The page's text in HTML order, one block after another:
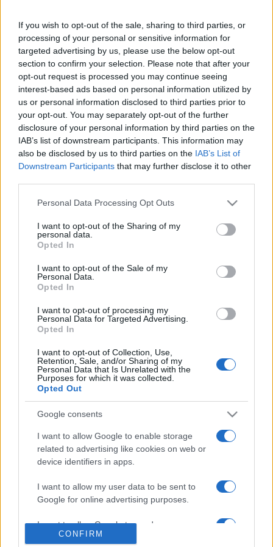
If you wish to opt-out of the sale, sharing to third parties, or
processing of your personal or sensitive information for
targeted advertising by us, please use the below opt-out
section to confirm your selection. Please note that after your
opt-out request is processed you may continue seeing
interest-based ads based on personal information utilized by
us or personal information disclosed to third parties prior to
your opt-out. You may separately opt-out of the further
disclosure of your personal information by third parties on the
IAB’s list of downstream participants. This information may
also be disclosed by us to third parties on the IAB’s List of
Downstream Participants that may further disclose it to other
Please note that this website/app uses one or more Google
not limited to your visit or usage behaviour. You may click to
grant or deny consent to Google and its third-party tags to
use your data for below specified purposes in below Google
consent section.
Personal Data Processing Opt Outs
I want to opt-out of the Sharing of my
personal data.
Opted In
I want to opt-out of the Sale of my
Personal Data.
Opted In
I want to opt-out of processing my
Personal Data for Targeted Advertising.
Opted In
I want to opt-out of Collection, Use,
Retention, Sale, and/or Sharing of my
Personal Data that Is Unrelated with the
Purposes for which it was collected.
Opted Out
Google consents
I want to allow Google to enable storage
related to advertising like cookies on web or
device identifiers in apps.
I want to allow my user data to be sent to
Google for online advertising purposes.
I want to allow Google to send me
personalized advertising.
CONFIRM
Mint kifejtette, a szereplők közötti összefüggésrendszer
ugyan a bibliai múltat idézi, de a darabban megfogalmazott
folyamatok perspektívát nyújtanak a történelem
keresztmetszetében, a múltból egészen napjainkig. "Benne
van a bibliai múlt az ember teremtésétől kezdődően. Az
örök állítás és tagadás, a megalkuvás és belenyugvás, a
lázadás és ellenállás, ez az örök kettősség és harc a
probléma magja a darabban. Ugyanakkor a megoldás, mint
ahogyan az életben is, csak a megegyezés lehet. Hogy az
élhető jövő érdekében az egyet nem értő erők is
megtalálják azokat a kompromisszumokat, amelyek
megadják a közös gondolkodás lehetőségét" ? vallott az
előadás filozófiájáról Blaskó Balázs.
Hozzátette, hogy ezzel a produkcióval kívánják jelképesen
elhelyezni az ötéves színi direktori periódus alapkövét,
"amelyre felépíthető az ezt követő évadok munkája".
ősbemutatót 1976-ban tartották Kolozsvárott.
Magyarországon két évvel később Beke Sándor
rendezésében mutatták be Kecskeméten.
játssza Saárossy Kinga, Marjai Virág ésVenczel
Valentinoldalán.
MEGOSZTÁS